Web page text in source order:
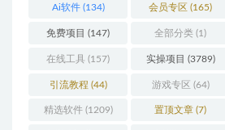
Ai软件(134) 会员专区 (165)
免费项目 (147) 全部分类 (1)
在线工具 (157) 实操项目 (3789)
引流教程 (44) 游戏专区 (64)
精选软件(1209) 置顶文章 (7)